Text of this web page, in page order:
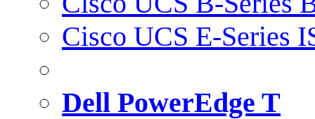
Cisco UCS E-Series
Dell PowerEdge T